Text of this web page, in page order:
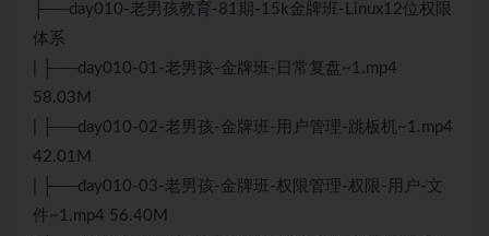
├──day010-老男孩教育-81期-15k金牌班-Linux12位权限
体系
| ├──day010-01-老男孩-金牌班-日常复盘~1.mp4
58.03M
| ├──day010-02-老男孩-金牌班-用户管理-跳板机~1.mp4
42.01M
| ├──day010-03-老男孩-金牌班-权限管理-权限-用户-文
件~1.mp4 56.40M